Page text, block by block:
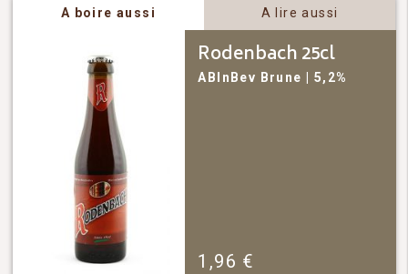
A boire aussi A lire aussi
Rodenbach 25cl
ABInBev Brune | 5,2%
1,96 €